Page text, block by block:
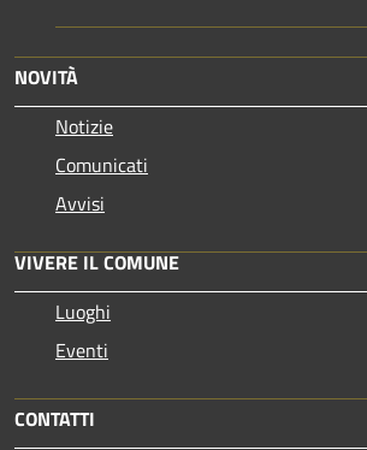
NOVITÀ
Notizie
Comunicati
Avvisi
VIVERE IL COMUNE
Luoghi
Eventi
CONTATTI